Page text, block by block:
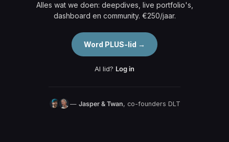
Alles wat we doen: deepdives, live portfolio's,
dashboard en community. €250/jaar.
Word PLUS-lid →
Al lid? Log in
— Jasper & Twan, co-founders DLT